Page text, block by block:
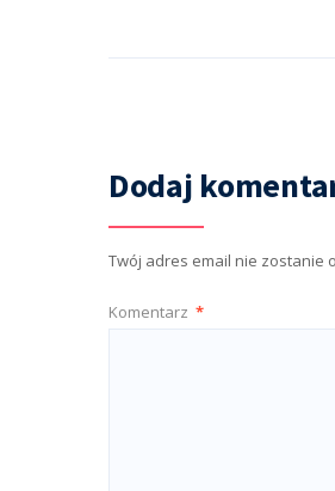
Dodaj
Twój adres email nie zostanie
Komentarz *